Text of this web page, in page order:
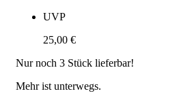
UVP
25,00 €
Nur noch 3 Stück lieferbar!
Mehr ist unterwegs.